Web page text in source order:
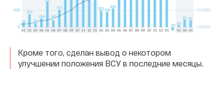
Кроме того, сделан вывод о некотором
улучшении положения ВСУ в последние месяцы.